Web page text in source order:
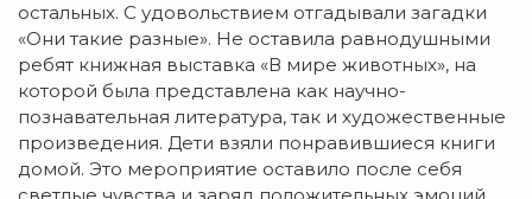
остальных. С удовольствием отгадывали загадки
«Они такие разные». Не оставила равнодушными
ребят книжная выставка «В мире животных», на
которой была представлена как научно-
познавательная литература, так и художественные
произведения. Дети взяли понравившиеся книги
домой. Это мероприятие оставило после себя